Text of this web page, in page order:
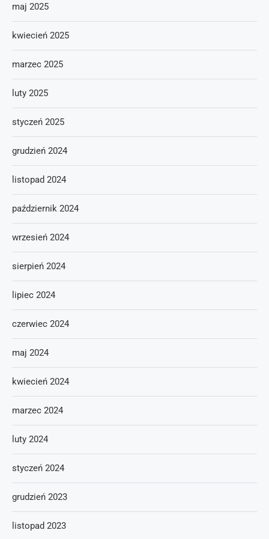
maj 2025
kwiecień 2025
marzec 2025
luty 2025
styczeń 2025
grudzień 2024
listopad 2024
październik 2024
wrzesień 2024
sierpień 2024
lipiec 2024
czerwiec 2024
maj 2024
kwiecień 2024
marzec 2024
luty 2024
styczeń 2024
grudzień 2023
listopad 2023